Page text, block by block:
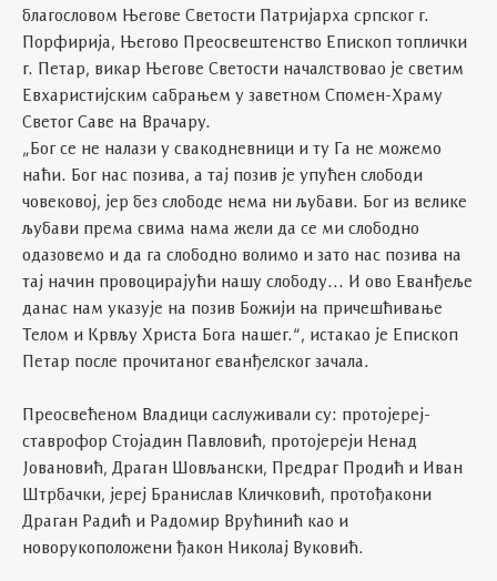
благословом Његове Светости Патријарха српског г.
Порфирија, Његово Преосвештенство Епископ топлички
г. Петар, викар Његове Светости началствовао је светим
Евхаристијским сабрањем у заветном Спомен-Храму
Светог Саве на Врачару.
„Бог се не налази у свакодневници и ту Га не можемо
наћи. Бог нас позива, а тај позив је упућен слободи
човековој, јер без слободе нема ни љубави. Бог из велике
љубави према свима нама жели да се ми слободно
одазовемо и да га слободно волимо и зато нас позива на
тај начин провоцирајући нашу слободу… И ово Еванђеље
данас нам указује на позив Божији на причешћивање
Телом и Крвљу Христа Бога нашег.“, истакао је Епископ
Петар после прочитаног еванђелског зачала.
Преосвећеном Владици саслуживали су: протојереј-
ставрофор Стојадин Павловић, протојереји Ненад
Јовановић, Драган Шовљански, Предраг Продић и Иван
Штрбачки, јереј Бранислав Кличковић, протођакони
Драган Радић и Радомир Врућинић као и
новорукоположени ђакон Николај Вуковић.